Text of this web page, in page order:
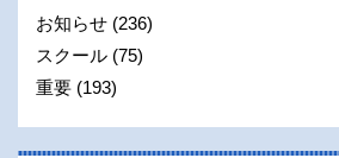
お知らせ (236)
スクール (75)
重要 (193)